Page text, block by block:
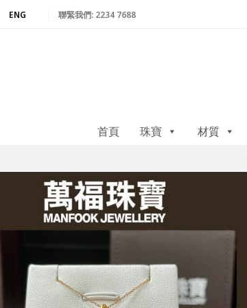
ENG 聯緊我們: 2234 7688
首頁 珠寶 材質